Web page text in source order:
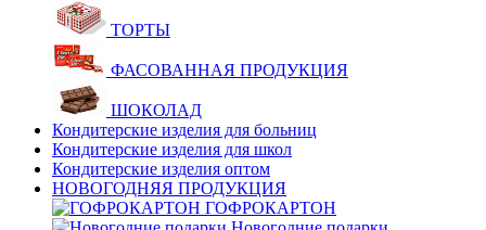
ТОРТЫ
ФАСОВАННАЯ ПРОДУКЦИЯ
ШОКОЛАД
Кондитерские изделия для больниц
Кондитерские изделия для школ
Кондитерские изделия оптом
НОВОГОДНЯЯ ПРОДУКЦИЯ
ГОФРОКАРТОН